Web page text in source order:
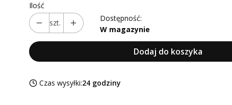
Ilość
szt.
Dostępność:
W magazynie
Dodaj do koszyka
Czas wysyłki:24 godziny